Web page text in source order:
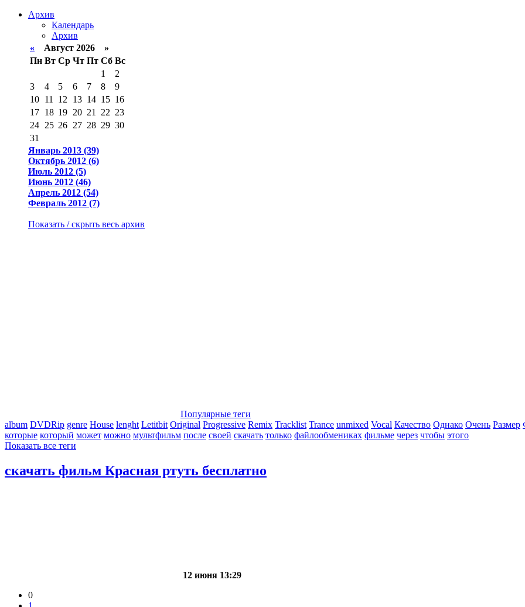
Архив
Календарь
Архив
« Август 2026 »
Пн Вт Ср Чт Пт Сб Вс
1
2
3
4 5 6 7 8
9
10 11 12 13 14 15 16
17 18 19 20 21 22 23
24 25 26 27 28 29 30
31
Январь 2013 (39)
Октябрь 2012 (6)
Июль 2012 (5)
Июнь 2012 (46)
Апрель 2012 (54)
Февраль 2012 (7)
Показать / скрыть весь архив
Популярные теги
album DVDRip genre House lenght Letitbit Original Progressive Remix Tracklist Trance unmixed Vocal Качество Однако Очень Размер
которые который может можно мультфильм после своей скачать только файлообмениках фильме через чтобы этого
Показать все теги
скачать фильм Красная ртуть бесплатно
12 июня 13:29
0